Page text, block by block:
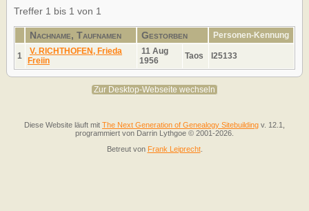
Treffer 1 bis 1 von 1
Nachname, Taufnamen Gestorben Personen-Kennung
1
V. RICHTHOFEN, Frieda
Freiin
11 Aug
1956
Taos I25133
Zur Desktop-Webseite wechseln
Diese Website läuft mit The Next Generation of Genealogy Sitebuilding v. 12.1,
programmiert von Darrin Lythgoe © 2001-2026.
Betreut von Frank Leiprecht.